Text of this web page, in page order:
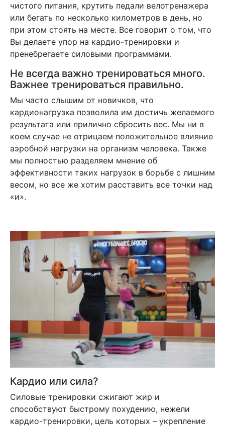
чистого питания, крутить педали велотренажера
или бегать по несколько километров в день, но
при этом стоять на месте. Все говорит о том, что
Вы делаете упор на кардио-тренировки и
пренебрегаете силовыми программами.
Не всегда важно тренироваться много.
Важнее тренироваться правильно.
Мы часто слышим от новичков, что
кардионагрузка позволила им достичь желаемого
результата или прилично сбросить вес. Мы ни в
коем случае не отрицаем положительное влияние
аэробной нагрузки на организм человека. Также
мы полностью разделяем мнение об
эффективности таких нагрузок в борьбе с лишним
весом, но все же хотим расставить все точки над
«и».
Кардио или сила?
Силовые тренировки сжигают жир и
способствуют быстрому похудению, нежели
кардио-тренировки, цель которых – укрепление